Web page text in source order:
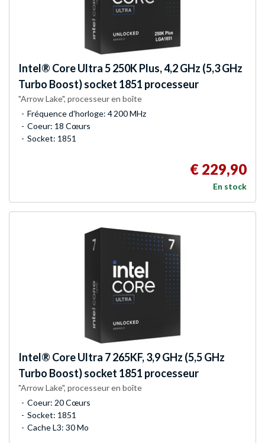
Intel® Core Ultra 5 250K Plus, 4,2 GHz (5,3 GHz
Turbo Boost) socket 1851 processeur
"Arrow Lake", processeur en boîte
Fréquence d'horloge: 4 200 MHz
Coeur: 18 Cœurs
Socket: 1851
€ 229,90
En stock
Intel® Core Ultra 7 265KF, 3,9 GHz (5,5 GHz
Turbo Boost) socket 1851 processeur
"Arrow Lake", processeur en boîte
Coeur: 20 Cœurs
Socket: 1851
Cache L3: 30 Mo